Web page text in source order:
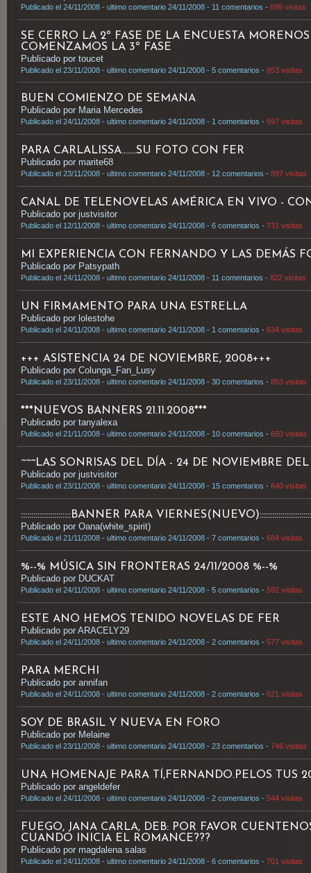
Publicado el 24/11/2008 - ultimo comentario 24/11/2008 - 11 comentarios - 699 visitas
SE CERRO LA 2º FASE DE LA ENCUESTA
COMENZAMOS LA 3º FASE
Publicado por toucet
Publicado el 23/11/2008 - ultimo comentario 24/11/2008 - 5 comentarios - 853 visitas
BUEN COMIENZO DE SEMANA
Publicado por Maria Mercedes
Publicado el 24/11/2008 - ultimo comentario 24/11/2008 - 1 comentarios - 597 visitas
PARA CARLALISSA.......SU FOTO CON FER
Publicado por marite68
Publicado el 23/11/2008 - ultimo comentario 24/11/2008 - 12 comentarios - 897 visitas
CANAL DE TELENOVELAS AMÉRICA EN VIVO -
Publicado por justvisitor
Publicado el 12/11/2008 - ultimo comentario 24/11/2008 - 6 comentarios - 731 visitas
MI EXPERIENCIA CON FERNANDO Y LAS DEMÁS
Publicado por Patsypath
Publicado el 24/11/2008 - ultimo comentario 24/11/2008 - 11 comentarios - 822 visitas
UN FIRMAMENTO PARA UNA ESTRELLA
Publicado por lolestohe
Publicado el 24/11/2008 - ultimo comentario 24/11/2008 - 1 comentarios - 634 visitas
+++ ASISTENCIA 24 DE NOVIEMBRE, 2008+++
Publicado por Colunga_Fan_Lusy
Publicado el 23/11/2008 - ultimo comentario 24/11/2008 - 30 comentarios - 853 visitas
***NUEVOS BANNERS 21.11.2008***
Publicado por tanyalexa
Publicado el 21/11/2008 - ultimo comentario 24/11/2008 - 10 comentarios - 650 visitas
~~~LAS SONRISAS DEL DÍA - 24 DE NOVIEMBRE DEL
Publicado por justvisitor
Publicado el 23/11/2008 - ultimo comentario 24/11/2008 - 15 comentarios - 640 visitas
::::::::::::::::::::::::BANNER PARA
Publicado por Oana(white_spirit)
Publicado el 21/11/2008 - ultimo comentario 24/11/2008 - 7 comentarios - 684 visitas
%--% MÚSICA SIN FRONTERAS 24/11/2008 %--%
Publicado por DUCKAT
Publicado el 24/11/2008 - ultimo comentario 24/11/2008 - 5 comentarios - 592 visitas
ESTE ANO HEMOS TENIDO NOVELAS DE FER
Publicado por ARACELY29
Publicado el 24/11/2008 - ultimo comentario 24/11/2008 - 2 comentarios - 577 visitas
PARA MERCHI
Publicado por annifan
Publicado el 24/11/2008 - ultimo comentario 24/11/2008 - 2 comentarios - 621 visitas
SOY DE BRASIL Y NUEVA EN FORO
Publicado por Melaine
Publicado el 23/11/2008 - ultimo comentario 24/11/2008 - 23 comentarios - 746 visitas
UNA HOMENAJE PARA TÍ,FERNANDO.PELOS TUS
Publicado por angeldefer
Publicado el 24/11/2008 - ultimo comentario 24/11/2008 - 2 comentarios - 544 visitas
FUEGO, JANA CARLA, DEB: POR FAVOR
CUANDO INICIA EL ROMANCE???
Publicado por magdalena salas
Publicado el 24/11/2008 - ultimo comentario 24/11/2008 - 6 comentarios - 701 visitas